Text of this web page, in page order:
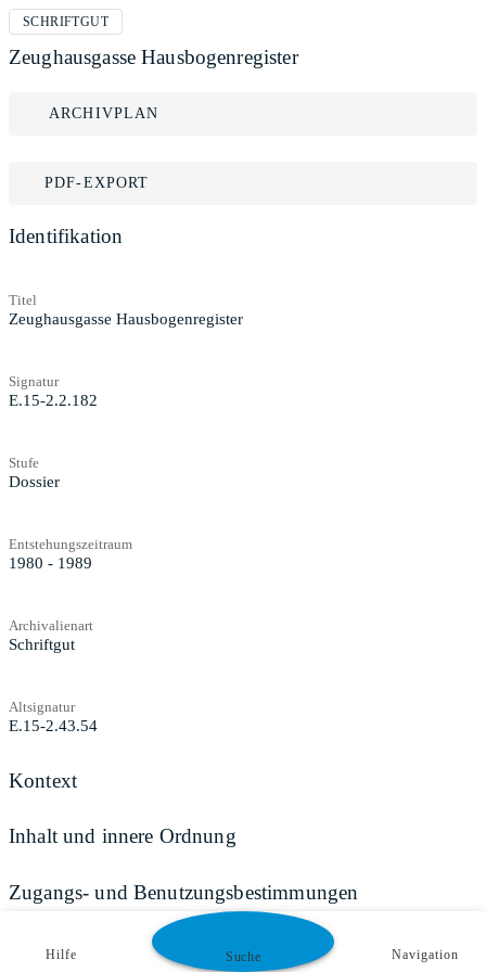
SCHRIFTGUT
Zeughausgasse Hausbogenregister
ARCHIVPLAN
PDF-EXPORT
Identifikation
Titel
Zeughausgasse Hausbogenregister
Signatur
E.15-2.2.182
Stufe
Dossier
Entstehungszeitraum
1980 - 1989
Archivalienart
Schriftgut
Altsignatur
E.15-2.43.54
Kontext
Inhalt und innere Ordnung
Zugangs- und Benutzungsbestimmungen
Hilfe Suche Navigation